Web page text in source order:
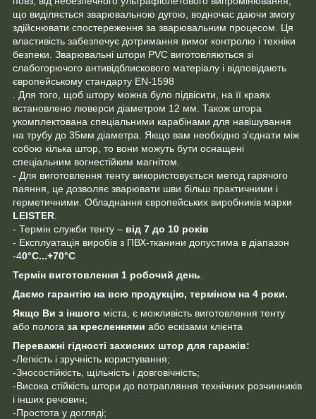
що виділяється зварювальною дугою, водночас даючи змогу
здійснювати спостереження за зварювальним процесом. Ця
властивість забезпечує дотримання вимог контролю і техніки
безпеки. Зварювальні штори PVC виготовляються зі
слабогорючого антивідблискового матеріалу і відповідають
європейському стандарту EN-1598
. Для того, щоб штору можна було підвісити, на її краях
встановлено люверси діаметром 12 мм. Також штора
укомплектована спеціальними карабінами для навішування
на трубу до 35мм діаметра. Якщо вам необхідно з'єднати між
собою кілька штор, то вони можуть бути оснащені
спеціальним вогнестійким магнітом.
- Для виготовлення тенту використовується метод гарячого
паяння, це дозволяє зварювати шви більш практичними і
герметичними. Обладнання європейських виробників марки
LEISTER
- Термін служби тенту – від 7 до 10 років
- Експлуатація виробів з ПВХ-тканини допустима в діапазон
-40°C...+70°C
Термін виготовлення 1 робочий день
Даємо гарантію на всю продукцію, терміном на 4 роки.
Якщо Ви з іншого міста, є можливість виготовлення тенту
або полога за кресленнями або ескізами клієнта
Переважні гідності захисних штор для гаражів:
-Легкість і зручність користування;
-Зносостійкість, щільність і довговічність;
-Висока стійкість штори до потрапляння технічних розчинників
і інших речовин;
-Простота у догляді;